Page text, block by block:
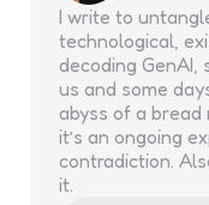
I write to
technological,
decoding GenAI,
us and some
abyss of a
it’s an ongoing
contradiction.
it.